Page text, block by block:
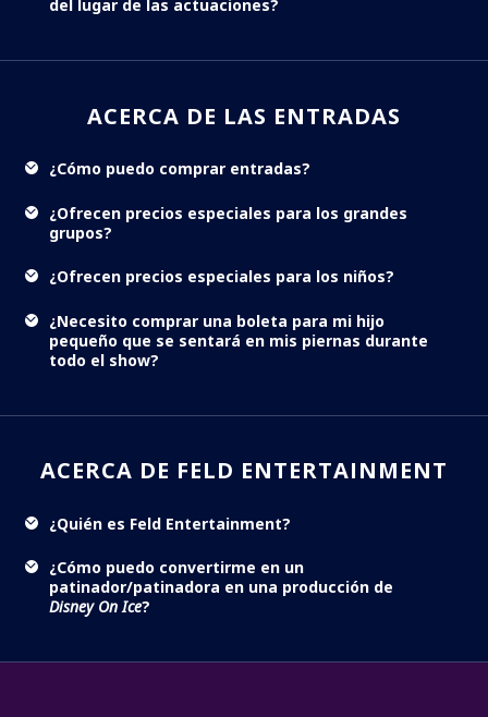
del lugar de las actuaciones?
ACERCA DE LAS ENTRADAS
¿Cómo puedo comprar entradas?
¿Ofrecen precios especiales para los grandes
grupos?
¿Ofrecen precios especiales para los niños?
¿Necesito comprar una boleta para mi hijo
pequeño que se sentará en mis piernas durante
todo el show?
ACERCA DE FELD ENTERTAINMENT
¿Quién es Feld Entertainment?
¿Cómo puedo convertirme en un
patinador/patinadora en una producción de
Disney On Ice?